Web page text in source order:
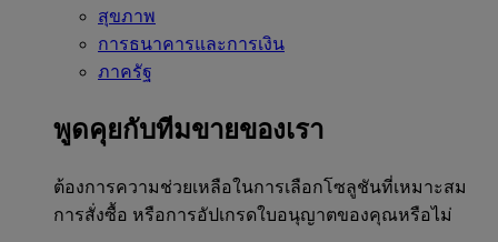
สุขภาพ
การธนาคารและการเงิน
ภาครัฐ
พูดคุยกับทีมขายของเรา
ต้องการความช่วยเหลือในการเลือกโซลูชันที่เหมาะสม
การสั่งซื้อ หรือการอัปเกรดใบอนุญาตของคุณหรือไม่